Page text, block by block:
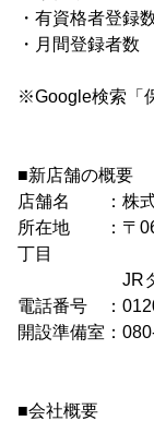
・有資格者登録
・月間登録者
※Google検索「
■新店舗の概要
店舗名 ：株式
所在地 ：〒
丁目
JRタワーオ
電話番号 ：
開設準備室：
■会社概要